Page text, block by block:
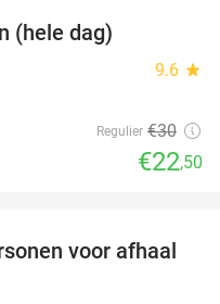
(hele dag)
9.6 star
Regulier €30
€22,50
35%
voor afhaal